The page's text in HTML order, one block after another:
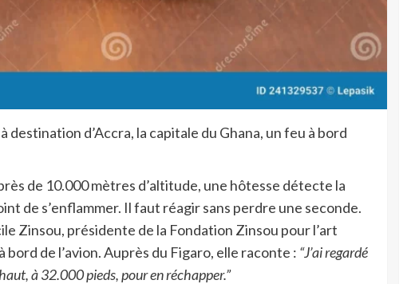
destination d’Accra, la capitale du Ghana, un feu à bord
de 10.000 mètres d’altitude, une hôtesse détecte la
de s’enflammer. Il faut réagir sans perdre une seconde.
Zinsou, présidente de la Fondation Zinsou pour l’art
de l’avion. Auprès du Figaro, elle raconte : “J’ai regardé
à 32.000 pieds, pour en réchapper.”